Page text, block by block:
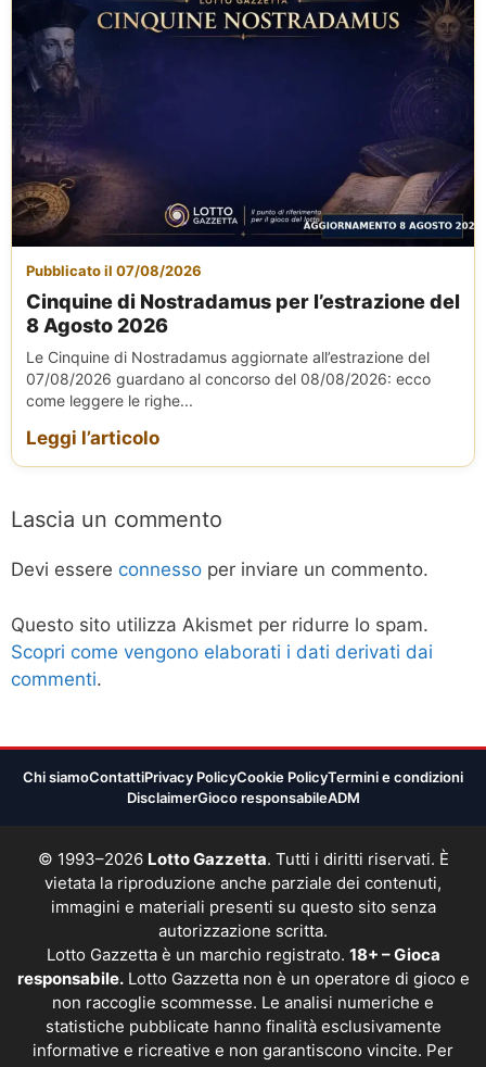
Pubblicato il 07/08/2026
Cinquine di Nostradamus per l’estrazione del
8 Agosto 2026
Le Cinquine di Nostradamus aggiornate all’estrazione del
07/08/2026 guardano al concorso del 08/08/2026: ecco
come leggere le righe...
Leggi l’articolo
Lascia un commento
Devi essere connesso per inviare un commento.
Questo sito utilizza Akismet per ridurre lo spam.
Scopri come vengono elaborati i dati derivati dai
commenti.
Chi siamoContattiPrivacy PolicyCookie PolicyTermini e condizioni
DisclaimerGioco responsabileADM
© 1993–2026 Lotto Gazzetta. Tutti i diritti riservati. È
vietata la riproduzione anche parziale dei contenuti,
immagini e materiali presenti su questo sito senza
autorizzazione scritta.
Lotto Gazzetta è un marchio registrato. 18+ – Gioca
responsabile.Lotto Gazzetta non è un operatore di gioco e
non raccoglie scommesse. Le analisi numeriche e
statistiche pubblicate hanno finalità esclusivamente
informative e ricreative e non garantiscono vincite. Per